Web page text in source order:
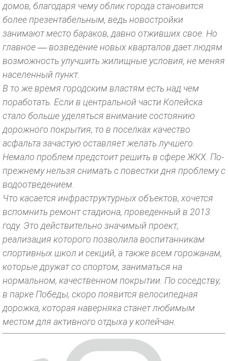
домов, благодаря чему облик города становится
более презентабельным, ведь новостройки
занимают место бараков, давно отживших свое. Но
главное — возведение новых кварталов дает людям
возможность улучшить жилищные условия, не меняя
населенный пункт.
В то же время городским властям есть над чем
поработать. Если в центральной части Копейска
стало больше уделяться внимание состоянию
дорожного покрытия, то в поселках качество
асфальта зачастую оставляет желать лучшего.
Немало проблем предстоит решить в сфере ЖКХ. По-
прежнему нельзя снимать с повестки дня проблему с
водоотведением.
Что касается инфраструктурных объектов, хочется
вспомнить ремонт стадиона, проведенный в 2013
году. Это действительно значимый проект,
реализация которого позволила воспитанникам
спортивных школ и секций, а также всем горожанам,
которые дружат со спортом, заниматься на
нормальном, качественном покрытии. По соседству,
в парке Победы, скоро появится велосипедная
дорожка, которая наверняка станет любимым
местом для активного отдыха у копейчан.